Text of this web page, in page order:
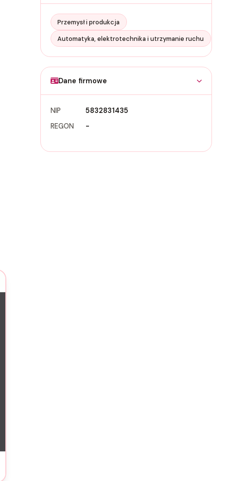
Przemysł i produkcja
Automatyka, elektrotechnika i utrzymanie ruchu
Dane firmowe
NIP
5832831435
REGON
-